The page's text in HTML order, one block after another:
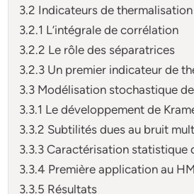
3.2 Indicateurs de thermalisation
3.2.1 L’intégrale de corrélation
3.2.2 Le rôle des séparatrices
3.2.3 Un premier indicateur de
3.3 Modélisation stochastique
3.3.1 Le développement de
3.3.2 Subtilités dues au bruit
3.3.3 Caractérisation statistique
3.3.4 Première application au
3.3.5 Résultats